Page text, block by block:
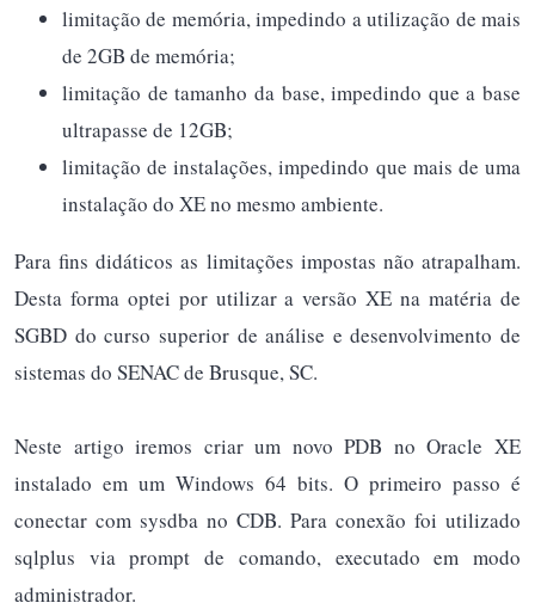
limitação de memória, impedindo a utilização de mais
de 2GB de memória;
limitação de tamanho da base, impedindo que a base
ultrapasse de 12GB;
limitação de instalações, impedindo que mais de uma
instalação do XE no mesmo ambiente.
Para fins didáticos as limitações impostas não atrapalham.
Desta forma optei por utilizar a versão XE na matéria de
SGBD do curso superior de análise e desenvolvimento de
sistemas do SENAC de Brusque, SC.
Neste artigo iremos criar um novo PDB no Oracle XE
instalado em um Windows 64 bits. O primeiro passo é
conectar com sysdba no CDB. Para conexão foi utilizado
sqlplus via prompt de comando, executado em modo
administrador.